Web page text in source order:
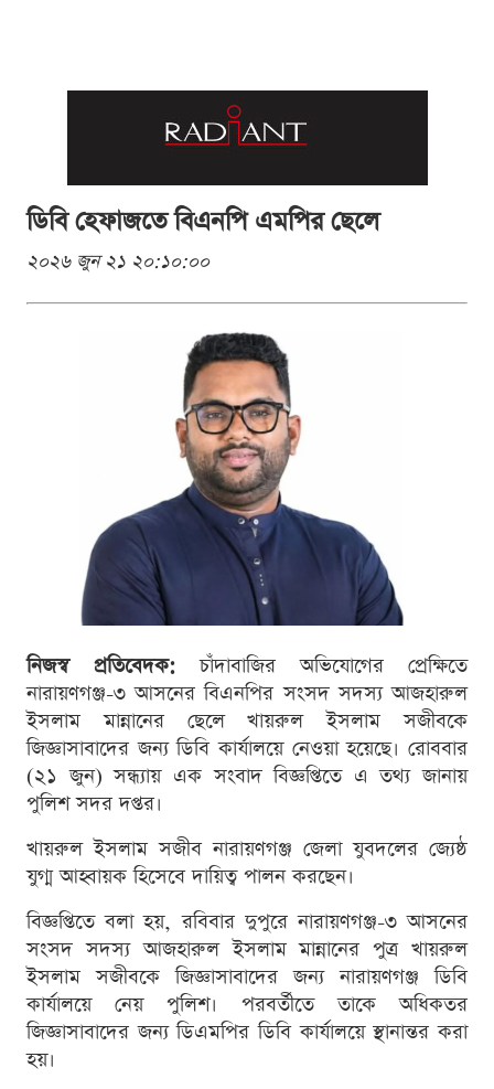
ডিবি হেফাজতে বিএনপি এমপির ছেলে
২০২৬ জুন ২১ ২০:১০:০০
নিজস্ব প্রতিবেদক: চাঁদাবাজির অভিযোগের প্রেক্ষিতে
নারায়ণগঞ্জ-৩ আসনের বিএনপির সংসদ সদস্য আজহারুল
ইসলাম মান্নানের ছেলে খায়রুল ইসলাম সজীবকে
জিজ্ঞাসাবাদের জন্য ডিবি কার্যালয়ে নেওয়া হয়েছে। রোববার
(২১ জুন) সন্ধ্যায় এক সংবাদ বিজ্ঞপ্তিতে এ তথ্য জানায়
পুলিশ সদর দপ্তর।
খায়রুল ইসলাম সজীব নারায়ণগঞ্জ জেলা যুবদলের জ্যেষ্ঠ
যুগ্ম আহ্বায়ক হিসেবে দায়িত্ব পালন করছেন।
বিজ্ঞপ্তিতে বলা হয়, রবিবার দুপুরে নারায়ণগঞ্জ-৩ আসনের
সংসদ সদস্য আজহারুল ইসলাম মান্নানের পুত্র খায়রুল
ইসলাম সজীবকে জিজ্ঞাসাবাদের জন্য নারায়ণগঞ্জ ডিবি
কার্যালয়ে নেয় পুলিশ। পরবর্তীতে তাকে অধিকতর
জিজ্ঞাসাবাদের জন্য ডিএমপির ডিবি কার্যালয়ে স্থানান্তর করা
হয়।